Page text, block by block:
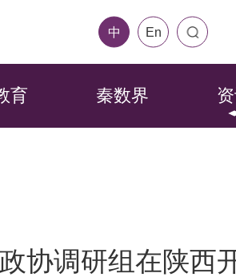
中 En
育 秦数界
协调研组在陕西